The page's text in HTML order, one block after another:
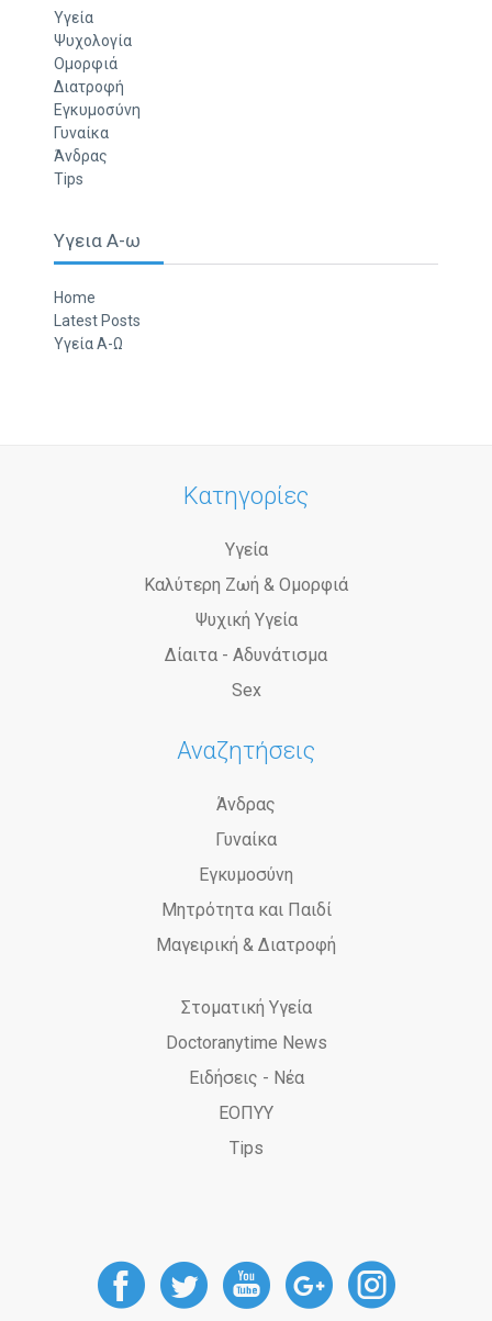
Υγεία
Ψυχολογία
Ομορφιά
Διατροφή
Εγκυμοσύνη
Γυναίκα
Άνδρας
Tips
Υγεια Α-ω
Home
Latest Posts
Υγεία Α-Ω
Κατηγορίες
Υγεία
Καλύτερη Ζωή & Ομορφιά
Ψυχική Υγεία
Δίαιτα - Αδυνάτισμα
Sex
Αναζητήσεις
Άνδρας
Γυναίκα
Εγκυμοσύνη
Μητρότητα και Παιδί
Μαγειρική & Διατροφή
Στοματική Υγεία
Doctoranytime News
Ειδήσεις - Νέα
ΕΟΠΥΥ
Tips
DoctorAnyTime
DoctorAnyTime